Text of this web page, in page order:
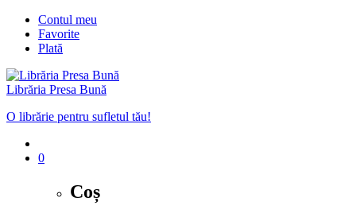
Contul meu
Favorite
Plată
Librăria Presa Bună
O librărie pentru sufletul tău!
0
Coș